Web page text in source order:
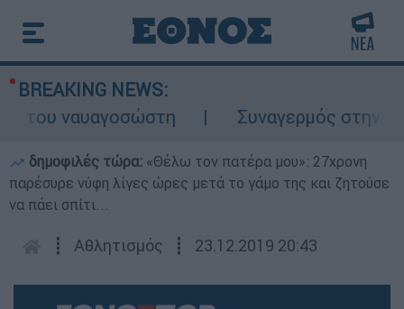
BREAKING NEWS:
ναυαγοσώστη
Συναγερμός στην
δημοφιλές τώρα: «Θέλω τον πατέρα μου»: 27χρονη
παρέσυρε νύφη λίγες ώρες μετά το γάμο της και ζητούσε
να πάει σπίτι...
┋ Αθλητισμός ┋ 23.12.2019 20:43